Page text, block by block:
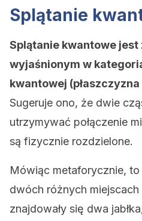
Splątanie
Splątanie kwantowe jest
wyjaśnionym w
kwantowej
Sugeruje ono, że dwie
utrzymywać połączenie
są fizycznie rozdzielone.
Mówiąc metaforycznie,
dwóch różnych miejscach
znajdowały się dwa